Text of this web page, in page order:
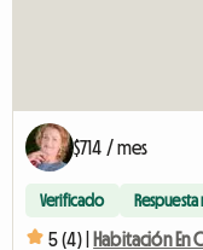
$714 / mes
Verificado
5 (4) | Habitación En